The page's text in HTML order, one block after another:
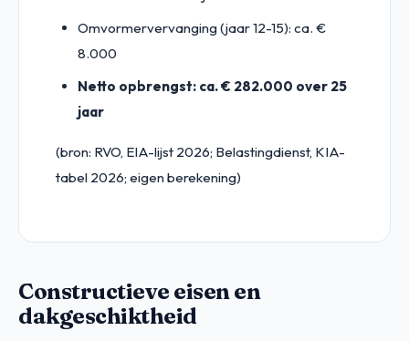
Omvormervervanging (jaar 12-15): ca. €
8.000
Netto opbrengst: ca. € 282.000 over 25
jaar
(bron: RVO, EIA-lijst 2026; Belastingdienst, KIA-
tabel 2026; eigen berekening)
Constructieve eisen en
dakgeschiktheid